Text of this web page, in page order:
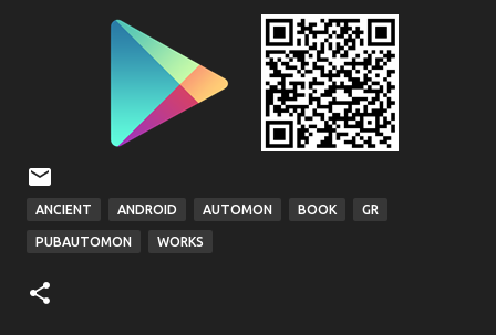
ANCIENT ANDROID AUTOMON BOOK GR
PUBAUTOMON WORKS